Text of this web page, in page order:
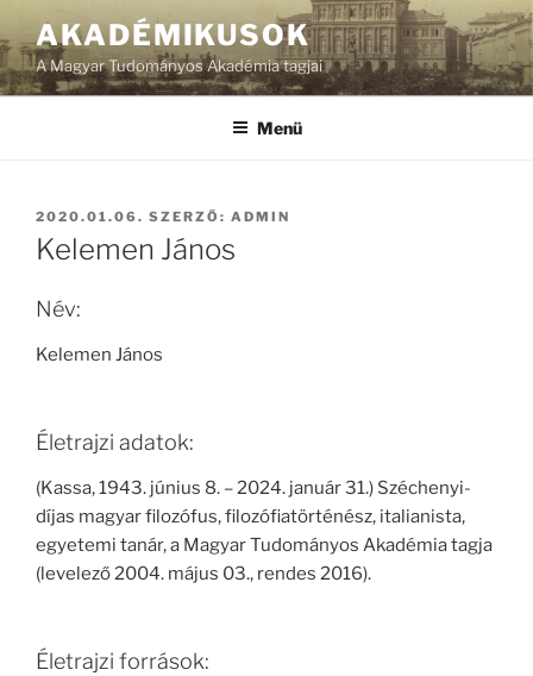
AKADÉMIKUSOK
A Magyar Tudományos Akadémia tagjai
Menü
BEKÜLDVE:
2020.01.06. SZERZŐ: ADMIN
Kelemen János
Név:
Kelemen János
Életrajzi adatok:
(Kassa, 1943. június 8. – 2024. január 31.) Széchenyi-
díjas magyar filozófus, filozófiatörténész, italianista,
egyetemi tanár, a Magyar Tudományos Akadémia tagja
(levelező 2004. május 03., rendes 2016).
Életrajzi források: